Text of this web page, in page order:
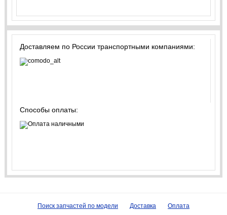
Доставляем по России транспортными компаниями:
Способы оплаты:
Поиск запчастей по модели Доставка Оплата